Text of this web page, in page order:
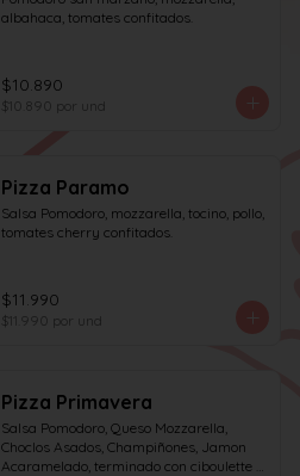
albahaca, tomates confitados.
$10.890
$10.890 por und
Pizza Paramo
Salsa Pomodoro, mozzarella, tocino, pollo,
tomates cherry confitados.
$11.990
$11.990 por und
Pizza Primavera
Salsa Pomodoro, Queso Mozzarella,
Choclos Asados, Champiñones, Jamon
Acaramelado, terminado con ciboulette y